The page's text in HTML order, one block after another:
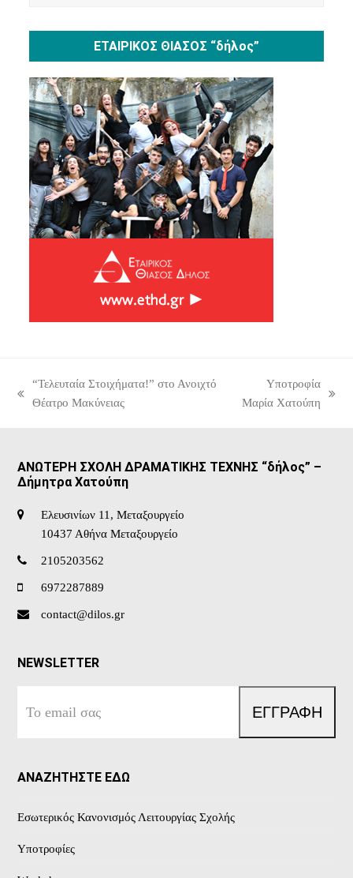
ΕΤΑΙΡΙΚΟΣ ΘΙΑΣΟΣ “δήλος”
previous
“Τελευταία Στοιχήματα!” στο Ανοιχτό
Θέατρο Μακύνειας
next
Υποτροφία
Μαρία Χατούπη
ΑΝΩΤΕΡΗ ΣΧΟΛΗ ΔΡΑΜΑΤΙΚΗΣ ΤΕΧΝΗΣ “δήλος” –
Δήμητρα Χατούπη
Ελευσινίων 11, Μεταξουργείο
10437 Αθήνα Μεταξουργείο
2105203562
6972287889
contact@dilos.gr
NEWSLETTER
email
ΕΓΓΡΑΦΗ
ΑΝΑΖΗΤΗΣΤΕ ΕΔΩ
Εσωτερικός Κανονισμός Λειτουργίας Σχολής
Υποτροφίες